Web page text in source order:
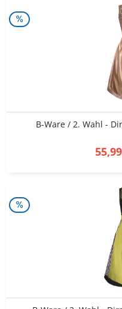
B-Ware / 2. Wahl -